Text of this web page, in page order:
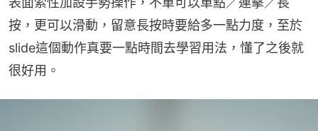
按，更可以滑動，留意長按時要給多一點力度，至於
slide這個動作真要一點時間去學習用法，懂了之後就
很好用。